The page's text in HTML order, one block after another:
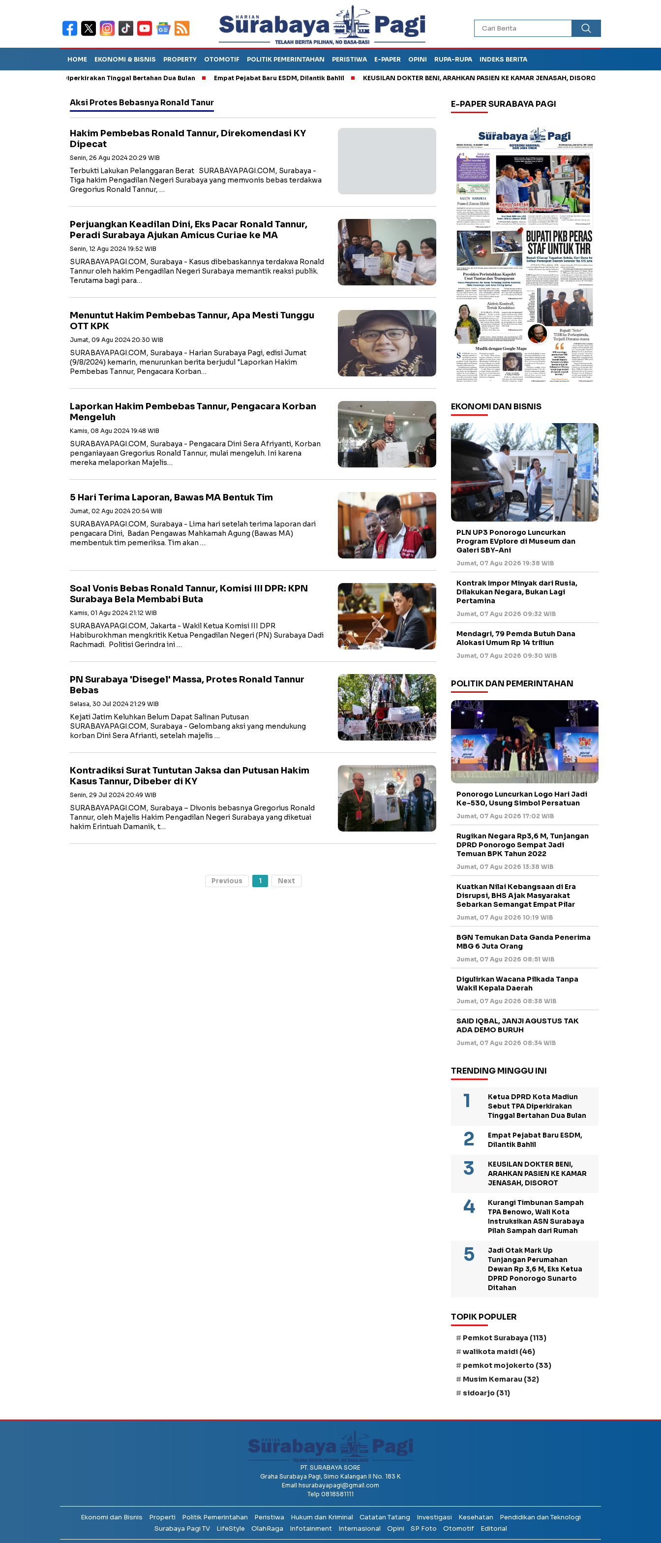
HOME EKONOMI & BISNIS PROPERTY OTOMOTIF POLITIK PEMERINTAHAN PERISTIWA E-PAPER OPINI RUPA-RUPA INDEKS BERITA
Sebut TPA Diperkirakan Tinggal Bertahan Dua Bulan Empat Pejabat Baru ESDM, Dilantik Bahlil KEUSILAN DOKTER BENI, ARAHKAN PASIEN KE KAMAR JENASAH, DISOROT
Aksi Protes Bebasnya Ronald Tanur
Hakim Pembebas Ronald Tannur, Direkomendasi KY
Dipecat
Senin, 26 Agu 2024 20:29 WIB
Terbukti Lakukan Pelanggaran Berat SURABAYAPAGI.COM, Surabaya -
Tiga hakim Pengadilan Negeri Surabaya yang memvonis bebas terdakwa
Gregorius Ronald Tannur, …
Perjuangkan Keadilan Dini, Eks Pacar Ronald Tannur,
Peradi Surabaya Ajukan Amicus Curiae ke MA
Senin, 12 Agu 2024 19:52 WIB
SURABAYAPAGI.COM, Surabaya - Kasus dibebaskannya terdakwa Ronald
Tannur oleh hakim Pengadilan Negeri Surabaya memantik reaksi publik.
Terutama bagi para…
Menuntut Hakim Pembebas Tannur, Apa Mesti Tunggu
OTT KPK
Jumat, 09 Agu 2024 20:30 WIB
SURABAYAPAGI.COM, Surabaya - Harian Surabaya Pagi, edisi Jumat
(9/8/2024) kemarin, menurunkan berita berjudul "Laporkan Hakim
Pembebas Tannur, Pengacara Korban…
Laporkan Hakim Pembebas Tannur, Pengacara Korban
Mengeluh
Kamis, 08 Agu 2024 19:48 WIB
SURABAYAPAGI.COM, Surabaya - Pengacara Dini Sera Afriyanti, Korban
penganiayaan Gregorius Ronald Tannur, mulai mengeluh. Ini karena
mereka melaporkan Majelis…
5 Hari Terima Laporan, Bawas MA Bentuk Tim
Jumat, 02 Agu 2024 20:54 WIB
SURABAYAPAGI.COM, Surabaya - Lima hari setelah terima laporan dari
pengacara Dini, Badan Pengawas Mahkamah Agung (Bawas MA)
membentuk tim pemeriksa. Tim akan …
Soal Vonis Bebas Ronald Tannur, Komisi III DPR: KPN
Surabaya Bela Membabi Buta
Kamis, 01 Agu 2024 21:12 WIB
SURABAYAPAGI.COM, Jakarta - Wakil Ketua Komisi III DPR
Habiburokhman mengkritik Ketua Pengadilan Negeri (PN) Surabaya Dadi
Rachmadi. Politisi Gerindra ini …
PN Surabaya 'Disegel' Massa, Protes Ronald Tannur
Bebas
Selasa, 30 Jul 2024 21:29 WIB
Kejati Jatim Keluhkan Belum Dapat Salinan Putusan
SURABAYAPAGI.COM, Surabaya - Gelombang aksi yang mendukung
korban Dini Sera Afrianti, setelah majelis …
Kontradiksi Surat Tuntutan Jaksa dan Putusan Hakim
Kasus Tannur, Dibeber di KY
Senin, 29 Jul 2024 20:49 WIB
SURABAYAPAGI.COM, Surabaya – Divonis bebasnya Gregorius Ronald
Tannur, oleh Majelis Hakim Pengadilan Negeri Surabaya yang diketuai
hakim Erintuah Damanik, t…
Previous 1 Next
E-PAPER SURABAYA PAGI
EKONOMI DAN BISNIS
PLN UP3 Ponorogo Luncurkan
Program EVplore di Museum dan
Galeri SBY-Ani
Jumat, 07 Agu 2026 19:38 WIB
Kontrak Impor Minyak dari Rusia,
Dilakukan Negara, Bukan Lagi
Pertamina
Jumat, 07 Agu 2026 09:32 WIB
Mendagri, 79 Pemda Butuh Dana
Alokasi Umum Rp 14 triliun
Jumat, 07 Agu 2026 09:30 WIB
POLITIK DAN PEMERINTAHAN
Ponorogo Luncurkan Logo Hari Jadi
Ke-530, Usung Simbol Persatuan
Jumat, 07 Agu 2026 17:02 WIB
Rugikan Negara Rp3,6 M, Tunjangan
DPRD Ponorogo Sempat Jadi
Temuan BPK Tahun 2022
Jumat, 07 Agu 2026 13:38 WIB
Kuatkan Nilai Kebangsaan di Era
Disrupsi, BHS Ajak Masyarakat
Sebarkan Semangat Empat Pilar
Jumat, 07 Agu 2026 10:19 WIB
BGN Temukan Data Ganda Penerima
MBG 6 Juta Orang
Jumat, 07 Agu 2026 08:51 WIB
Digulirkan Wacana Pilkada Tanpa
Wakil Kepala Daerah
Jumat, 07 Agu 2026 08:38 WIB
SAID IQBAL, JANJI AGUSTUS TAK
ADA DEMO BURUH
Jumat, 07 Agu 2026 08:34 WIB
TRENDING MINGGU INI
Ketua DPRD Kota Madiun
Sebut TPA Diperkirakan
Tinggal Bertahan Dua Bulan
Empat Pejabat Baru ESDM,
Dilantik Bahlil
KEUSILAN DOKTER BENI,
ARAHKAN PASIEN KE KAMAR
JENASAH, DISOROT
Kurangi Timbunan Sampah
TPA Benowo, Wali Kota
Instruksikan ASN Surabaya
Pilah Sampah dari Rumah
Jadi Otak Mark Up
Tunjangan Perumahan
Dewan Rp 3,6 M, Eks Ketua
DPRD Ponorogo Sunarto
Ditahan
TOPIK POPULER
Pemkot Surabaya (113)
walikota maidi (46)
pemkot mojokerto (33)
Musim Kemarau (32)
sidoarjo (31)
PT. SURABAYA SORE
Graha Surabaya Pagi, Simo Kalangan II No. 183 K
Email hsurabayapagi@gmail.com
Telp 0818581111
Ekonomi dan Bisnis Properti Politik Pemerintahan Peristiwa Hukum dan Kriminal Catatan Tatang Investigasi Kesehatan
Pendidikan dan Teknologi
Surabaya Pagi TV
LifeStyle OlahRaga Infotainment Internasional Opini SP Foto Otomotif Editorial